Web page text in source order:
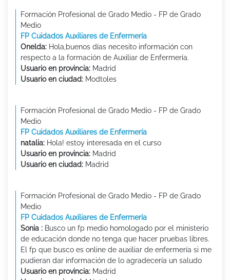
Formación Profesional de Grado Medio - FP de Grado
Medio
FP Cuidados Auxiliares de Enfermería
Onelda: Hola,buenos días necesito información con
respecto a la formación de Auxiliar de Enfermería.
Usuario en provincia: Madrid
Usuario en ciudad: Modtoles
Formación Profesional de Grado Medio - FP de Grado
Medio
FP Cuidados Auxiliares de Enfermería
natalia: Hola! estoy interesada en el curso
Usuario en provincia: Madrid
Usuario en ciudad: Madrid
Formación Profesional de Grado Medio - FP de Grado
Medio
FP Cuidados Auxiliares de Enfermería
Sonia : Busco un fp medio homologado por el ministerio
de educación donde no tenga que hacer pruebas libres.
El fp que busco es online de auxiliar de enfermería si me
pudieran dar información de lo agradecería un saludo
Usuario en provincia: Madrid